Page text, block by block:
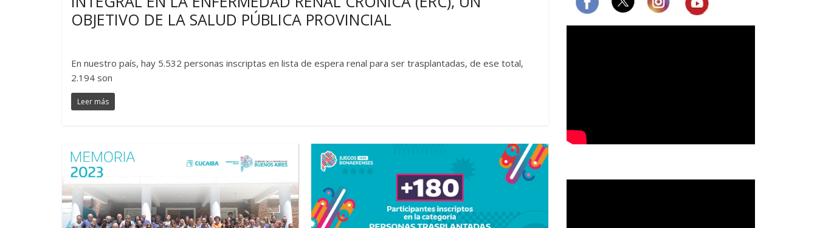
OBJETIVO DE LA SALUD PÚBLICA PROVINCIAL
En nuestro país, hay 5.532 personas inscriptas en lista de espera renal para ser trasplantadas, de ese total,
2.194 son
Leer más